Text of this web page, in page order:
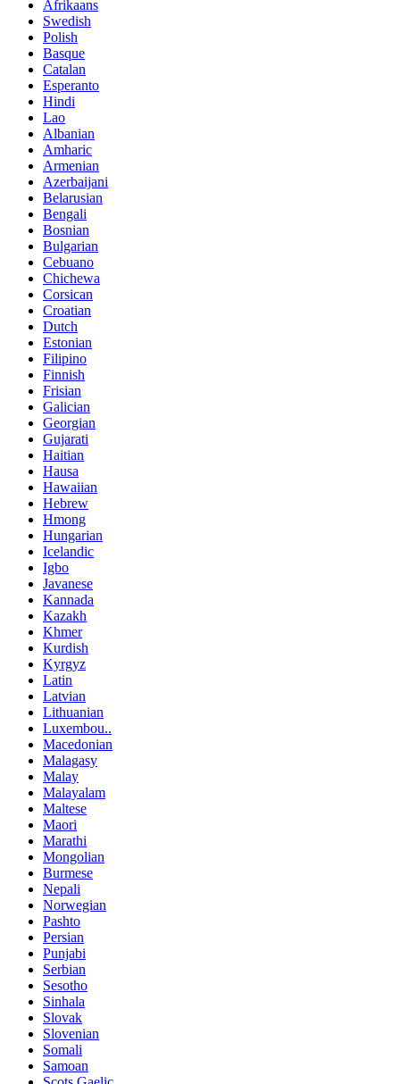
Afrikaans
Swedish
Polish
Basque
Catalan
Esperanto
Hindi
Lao
Albanian
Amharic
Armenian
Azerbaijani
Belarusian
Bengali
Bosnian
Bulgarian
Cebuano
Chichewa
Corsican
Croatian
Dutch
Estonian
Filipino
Finnish
Frisian
Galician
Georgian
Gujarati
Haitian
Hausa
Hawaiian
Hebrew
Hmong
Hungarian
Icelandic
Igbo
Javanese
Kannada
Kazakh
Khmer
Kurdish
Kyrgyz
Latin
Latvian
Lithuanian
Luxembou..
Macedonian
Malagasy
Malay
Malayalam
Maltese
Maori
Marathi
Mongolian
Burmese
Nepali
Norwegian
Pashto
Persian
Punjabi
Serbian
Sesotho
Sinhala
Slovak
Slovenian
Somali
Samoan